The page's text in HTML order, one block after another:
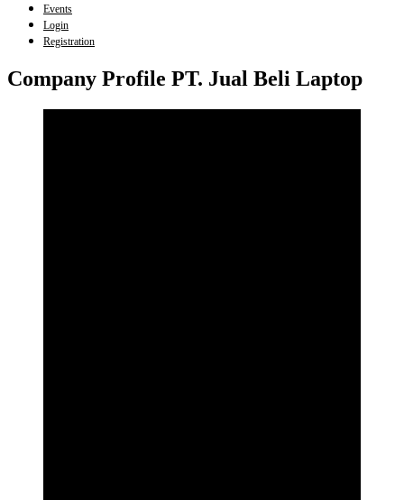
Events
Login
Registration
Company Profile PT. Jual Beli Laptop